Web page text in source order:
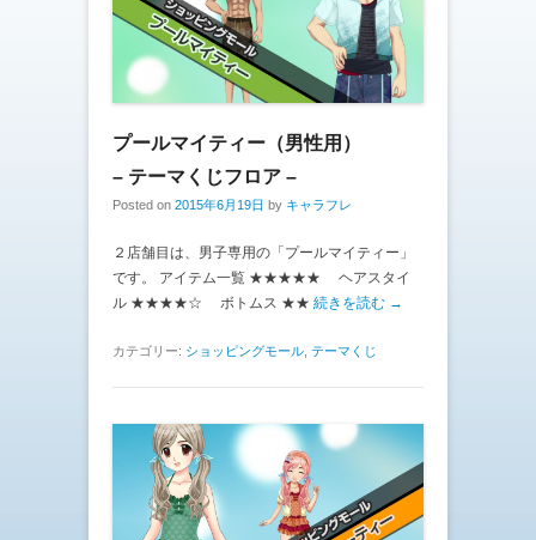
プールマイティー（男性用）
– テーマくじフロア –
Posted on 2015年6月19日 by キャラフレ
２店舗目は、男子専用の「プールマイティー」
です。 アイテム一覧 ★★★★★ ヘアスタイ
ル ★★★★☆ ボトムス ★★ 続きを読む →
カテゴリー: ショッピングモール テーマくじ